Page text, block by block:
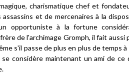
charismatique chef et
et de mercenaires à la
opportuniste à la fortune
de l'archimage Gromph, il fait
s'il passe de plus en plus de temps
considère maintenant un ami de ce